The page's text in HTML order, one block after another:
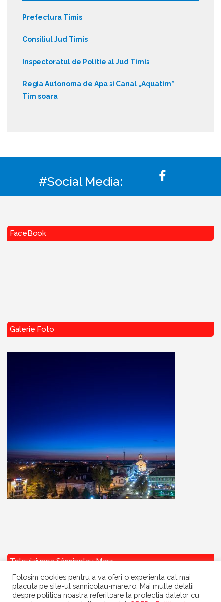
Prefectura Timis
Consiliul Jud Timis
Inspectoratul de Politie al Jud Timis
Regia Autonoma de Apa si Canal „Aquatim”
Timisoara
#Social Media:
FaceBook
Galerie Foto
Televiziunea Sânnicolau Mare
Folosim cookies pentru a va oferi o experienta cat mai
placuta pe site-ul sannicolau-mare.ro. Mai multe detalii
despre politica noastra referitoare la protectia datelor cu